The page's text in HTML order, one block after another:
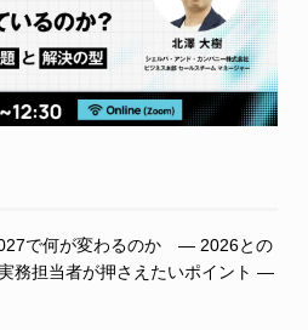
で何が変わるのか ― 2026との
務担当者が押さえたいポイント ―